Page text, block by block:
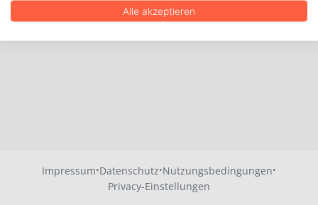
Impressum·Datenschutz·Nutzungsbedingungen·
Privacy-Einstellungen
Alle akzeptieren